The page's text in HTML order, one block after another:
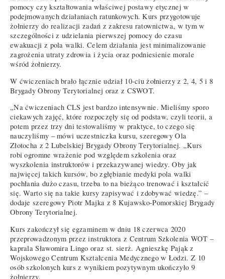
pomocy czy kształtowania właściwej postawy etycznej w
podejmowanych działaniach ratunkowych. Kurs przygotowuje
żołnierzy do realizacji zadań z zakresu ratownictwa, w tym w
szczególności z udzielania pierwszej pomocy do czasu
ewakuacji z pola walki. Celem działania jest minimalizowanie
zagrożenia utraty zdrowia i życia oraz podniesienie morale
wśród żołnierzy.
W ćwiczeniach brało łącznie udział 10-ciu żołnierzy z 2, 4, 5 i 8
Brygady Obrony Terytorialnej oraz z CSWOT.
„Na ćwiczeniach CLS jest bardzo intensywnie. Mieliśmy sporo
ciekawych zajęć, które rozpoczęły się od podstaw, czyli teorii, a
potem przez trzy dni testowaliśmy w praktyce, to czego się
nauczyliśmy – mówi uczestniczka kursu, szeregowy Ola
Złotocha z 2 Lubelskiej Brygady Obrony Terytorialnej. „Kurs
robi ogromne wrażenie pod względem szkolenia oraz
wyszkolenia instruktorów i przekazywanej wiedzy. Oby jak
najwięcej takich kursów, bo zgłębianie medyki pola walki
pochłania dużo czasu, trzeba to na bieżąco trenować i kształcić
się. Warto się na takie kursy zapisywać i zdobywać wiedzę.” –
dodaje szeregowy Piotr Majka z 8 Kujawsko-Pomorskiej Brygady
Obrony Terytorialnej.
Kurs zakończył się egzaminem w dniu 18 czerwca 2020
przeprowadzonym przez instruktora z Centrum Szkolenia WOT –
kaprala Sławomira Lingo oraz st. sierż. Agnieszkę Pająk z
Wojskowego Centrum Kształcenia Medycznego w Łodzi. Z 10
osób szkolonych kurs z wynikiem pozytywnym ukończyło 9
żołnierzy.